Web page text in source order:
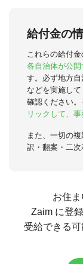
給付金の
これらの給付
各自治体が公
す。必ず地方
などを実施し
確認ください
リックして、
また、一切の
訳・翻案・二次
お住ま
Zaim に登
受給できる